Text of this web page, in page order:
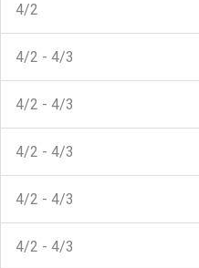
4/2
4/2 - 4/3
4/2 - 4/3
4/2 - 4/3
4/2 - 4/3
4/2 - 4/3